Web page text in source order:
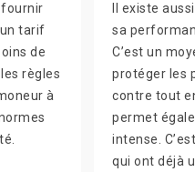
fournir
tarif
de
règles
à
Il existe
sa
C’est un
protéger les
contre tout
permet
intense.
qui ont déjà